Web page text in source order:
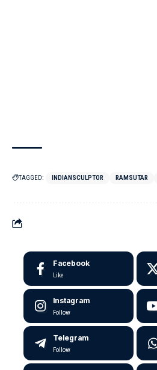
TAGGED: INDIANSCULPTOR RAMSUTAR
Facebook
Like
Instagram
Follow
Telegram
Follow